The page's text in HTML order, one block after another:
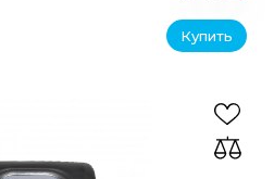
Купить